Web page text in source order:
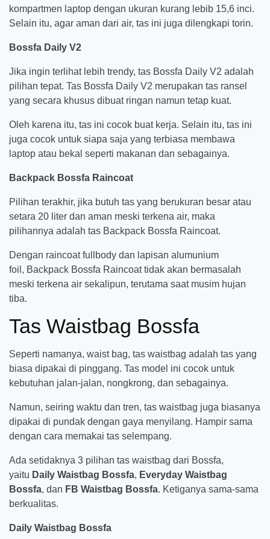
kompartmen laptop dengan ukuran kurang lebib 15,6 inci.
Selain itu, agar aman dari air, tas ini juga dilengkapi torin.
Bossfa Daily V2
Jika ingin terlihat lebih trendy, tas Bossfa Daily V2 adalah
pilihan tepat. Tas Bossfa Daily V2 merupakan tas ransel
yang secara khusus dibuat ringan namun tetap kuat.
Oleh karena itu, tas ini cocok buat kerja. Selain itu, tas ini
juga cocok untuk siapa saja yang terbiasa membawa
laptop atau bekal seperti makanan dan sebagainya.
Backpack Bossfa Raincoat
Pilihan terakhir, jika butuh tas yang berukuran besar atau
setara 20 liter dan aman meski terkena air, maka
pilihannya adalah tas Backpack Bossfa Raincoat.
Dengan raincoat fullbody dan lapisan alumunium
foil, Backpack Bossfa Raincoat tidak akan bermasalah
meski terkena air sekalipun, terutama saat musim hujan
tiba.
Tas Waistbag Bossfa
Seperti namanya, waist bag, tas waistbag adalah tas yang
biasa dipakai di pinggang. Tas model ini cocok untuk
kebutuhan jalan-jalan, nongkrong, dan sebagainya.
Namun, seiring waktu dan tren, tas waistbag juga biasanya
dipakai di pundak dengan gaya menyilang. Hampir sama
dengan cara memakai tas selempang.
Ada setidaknya 3 pilihan tas waistbag dari Bossfa,
yaitu Daily Waistbag Bossfa, Everyday Waistbag
Bossfa, dan FB Waistbag Bossfa. Ketiganya sama-sama
berkualitas.
Daily Waistbag Bossfa